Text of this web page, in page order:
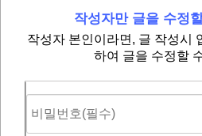
작성자만 글을 수정
작성자 본인이라면, 글 작성시
하여 글을 수정할